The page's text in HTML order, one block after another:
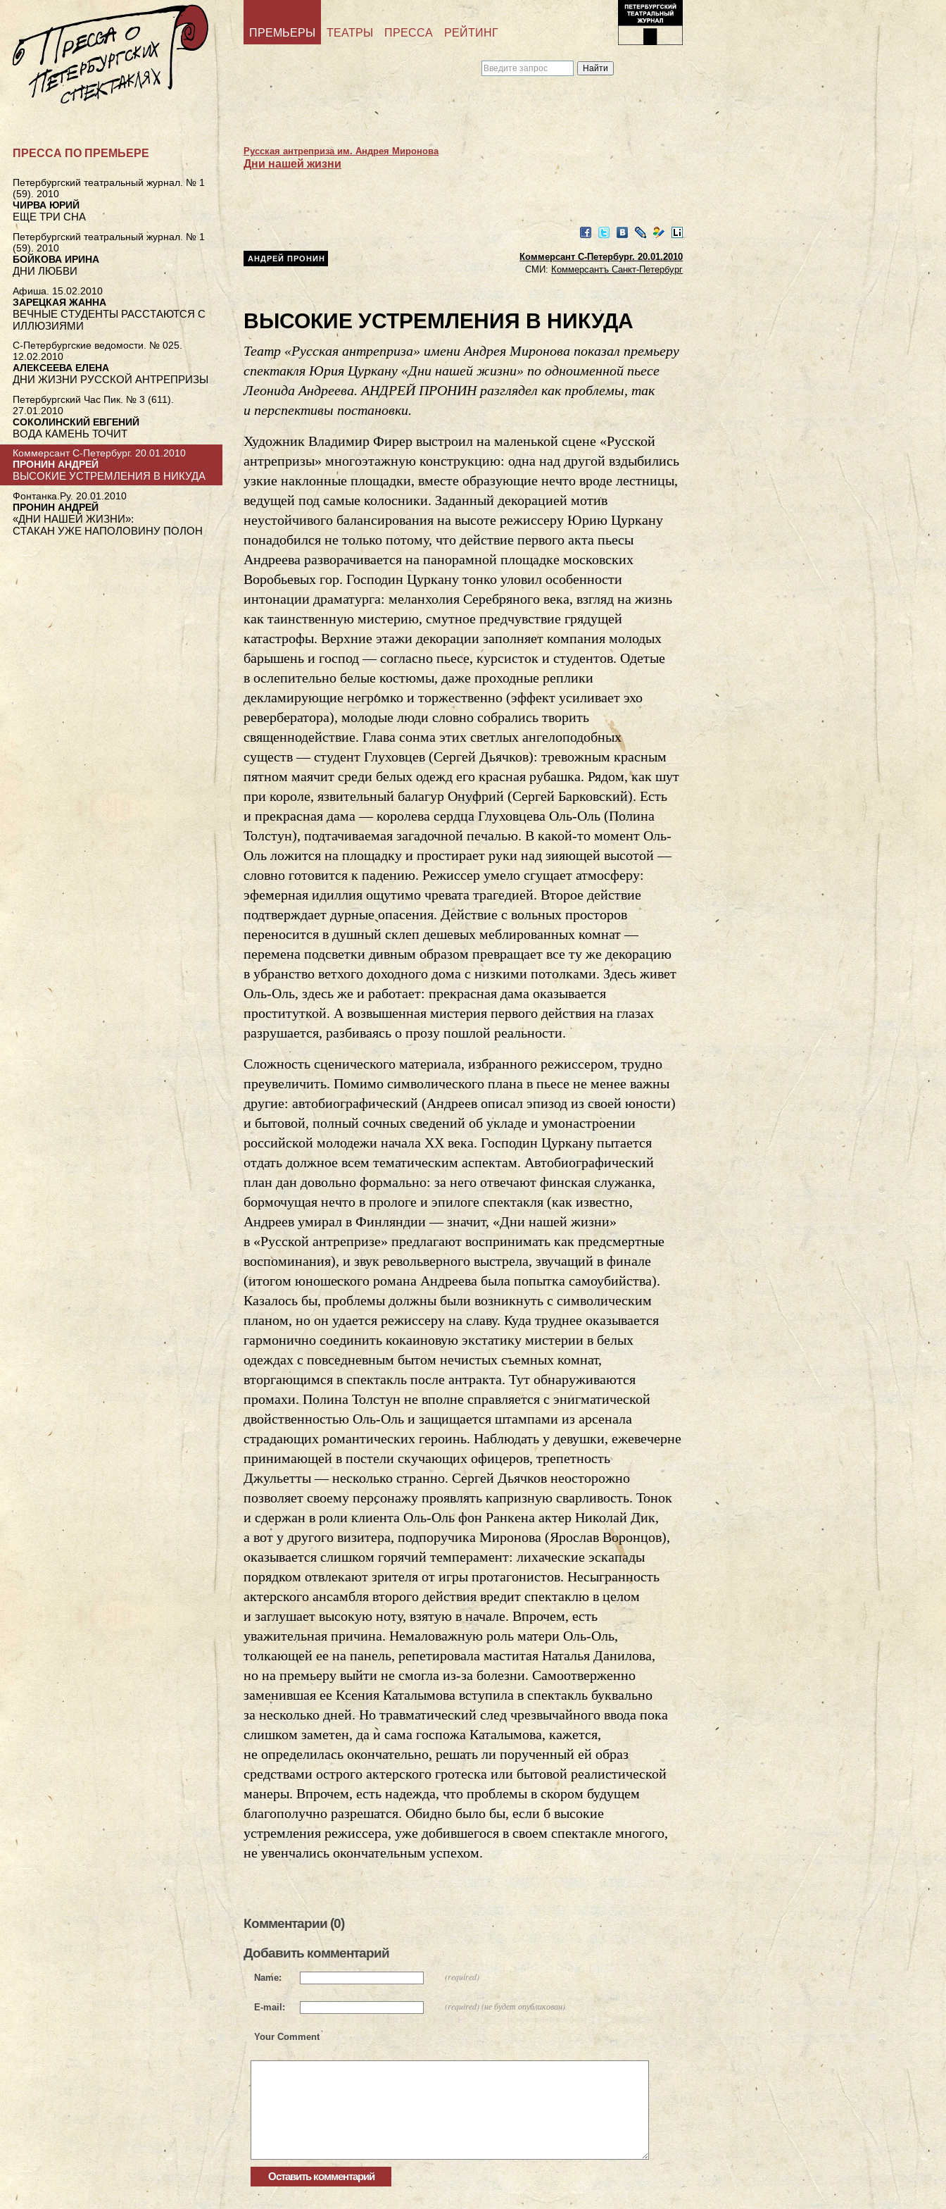
ПРЕМЬЕРЫ ТЕАТРЫ ПРЕССА РЕЙТИНГ
Русская антреприза им. Андрея Миронова
Дни нашей жизни
Facebook
TwitterVKontakte
LiveJournal
Мой
LiveInternet
Коммерсант С-Петербург. 20.01.2010
СМИ: Коммерсантъ Санкт-Петербург
АНДРЕЙ ПРОНИН
ВЫСОКИЕ УСТРЕМЛЕНИЯ В НИКУДА
Театр «Русская антреприза» имени Андрея Миронова показал премьеру
спектакля Юрия Цуркану «Дни нашей жизни» по одноименной пьесе
Леонида Андреева. АНДРЕЙ ПРОНИН разглядел как проблемы, так
и перспективы постановки.
Художник Владимир Фирер выстроил на маленькой сцене «Русской
антрепризы» многоэтажную конструкцию: одна над другой вздыбились
узкие наклонные площадки, вместе образующие нечто вроде лестницы,
ведущей под самые колосники. Заданный декорацией мотив
неустойчивого балансирования на высоте режиссеру Юрию Цуркану
понадобился не только потому, что действие первого акта пьесы
Андреева разворачивается на панорамной площадке московских
Воробьевых гор. Господин Цуркану тонко уловил особенности
интонации драматурга: меланхолия Серебряного века, взгляд на жизнь
как таинственную мистерию, смутное предчувствие грядущей
катастрофы. Верхние этажи декорации заполняет компания молодых
барышень и господ — согласно пьесе, курсисток и студентов. Одетые
в ослепительно белые костюмы, даже проходные реплики
декламирующие негромко и торжественно (эффект усиливает эхо
ревербератора), молодые люди словно собрались творить
священнодействие. Глава сонма этих светлых ангелоподобных
существ — студент Глуховцев (Сергей Дьячков): тревожным красным
пятном маячит среди белых одежд его красная рубашка. Рядом, как шут
при короле, язвительный балагур Онуфрий (Сергей Барковский). Есть
и прекрасная дама — королева сердца Глуховцева Оль-Оль (Полина
Толстун), подтачиваемая загадочной печалью. В какой-то момент Оль-
Оль ложится на площадку и простирает руки над зияющей высотой —
словно готовится к падению. Режиссер умело сгущает атмосферу:
эфемерная идиллия ощутимо чревата трагедией. Второе действие
подтверждает дурные опасения. Действие с вольных просторов
переносится в душный склеп дешевых меблированных комнат —
перемена подсветки дивным образом превращает все ту же декорацию
в убранство ветхого доходного дома с низкими потолками. Здесь живет
Оль-Оль, здесь же и работает: прекрасная дама оказывается
проституткой. А возвышенная мистерия первого действия на глазах
разрушается, разбиваясь о прозу пошлой реальности.
Сложность сценического материала, избранного режиссером, трудно
преувеличить. Помимо символического плана в пьесе не менее важны
другие: автобиографический (Андреев описал эпизод из своей юности)
и бытовой, полный сочных сведений об укладе и умонастроении
российской молодежи начала XX века. Господин Цуркану пытается
отдать должное всем тематическим аспектам. Автобиографический
план дан довольно формально: за него отвечают финская служанка,
бормочущая нечто в прологе и эпилоге спектакля (как известно,
Андреев умирал в Финляндии — значит, «Дни нашей жизни»
в «Русской антрепризе» предлагают воспринимать как предсмертные
воспоминания), и звук револьверного выстрела, звучащий в финале
(итогом юношеского романа Андреева была попытка самоубийства).
Казалось бы, проблемы должны были возникнуть с символическим
планом, но он удается режиссеру на славу. Куда труднее оказывается
гармонично соединить кокаиновую экстатику мистерии в белых
одеждах с повседневным бытом нечистых съемных комнат,
вторгающимся в спектакль после антракта. Тут обнаруживаются
промахи. Полина Толстун не вполне справляется с энигматической
двойственностью Оль-Оль и защищается штампами из арсенала
страдающих романтических героинь. Наблюдать у девушки, ежевечерне
принимающей в постели скучающих офицеров, трепетность
Джульетты — несколько странно. Сергей Дьячков неосторожно
позволяет своему персонажу проявлять капризную сварливость. Тонок
и сдержан в роли клиента Оль-Оль фон Ранкена актер Николай Дик,
а вот у другого визитера, подпоручика Миронова (Ярослав Воронцов),
оказывается слишком горячий темперамент: лихаческие эскапады
порядком отвлекают зрителя от игры протагонистов. Несыгранность
актерского ансамбля второго действия вредит спектаклю в целом
и заглушает высокую ноту, взятую в начале. Впрочем, есть
уважительная причина. Немаловажную роль матери Оль-Оль,
толкающей ее на панель, репетировала маститая Наталья Данилова,
но на премьеру выйти не смогла из-за болезни. Самоотверженно
заменившая ее Ксения Каталымова вступила в спектакль буквально
за несколько дней. Но травматический след чрезвычайного ввода пока
слишком заметен, да и сама госпожа Каталымова, кажется,
не определилась окончательно, решать ли порученный ей образ
средствами острого актерского гротеска или бытовой реалистической
манеры. Впрочем, есть надежда, что проблемы в скором будущем
благополучно разрешатся. Обидно было бы, если б высокие
устремления режиссера, уже добившегося в своем спектакле многого,
не увенчались окончательным успехом.
Комментарии (0)
Добавить комментарий
Name: (required)
E-mail: (required) (не будет опубликован)
Your Comment
ПРЕССА ПО ПРЕМЬЕРЕ
Петербургский театральный журнал. № 1
(59). 2010
ЧИРВА ЮРИЙ
ЕЩЕ ТРИ СНА
Петербургский театральный журнал. № 1
(59). 2010
БОЙКОВА ИРИНА
ДНИ ЛЮБВИ
Афиша. 15.02.2010
ЗАРЕЦКАЯ ЖАННА
ВЕЧНЫЕ СТУДЕНТЫ РАССТАЮТСЯ С
ИЛЛЮЗИЯМИ
С-Петербургские ведомости. № 025.
12.02.2010
АЛЕКСЕЕВА ЕЛЕНА
ДНИ ЖИЗНИ РУССКОЙ АНТРЕПРИЗЫ
Петербургский Час Пик. № 3 (611).
27.01.2010
СОКОЛИНСКИЙ ЕВГЕНИЙ
ВОДА КАМЕНЬ ТОЧИТ
Коммерсант С-Петербург. 20.01.2010
ПРОНИН АНДРЕЙ
ВЫСОКИЕ УСТРЕМЛЕНИЯ В НИКУДА
Фонтанка.Ру. 20.01.2010
ПРОНИН АНДРЕЙ
«ДНИ НАШЕЙ ЖИЗНИ»:
СТАКАН УЖЕ НАПОЛОВИНУ ПОЛОН